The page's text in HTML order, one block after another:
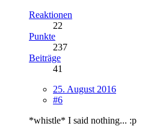
Reaktionen
22
Punkte
237
Beiträge
41
25. August 2016
#6
*whistle* I said nothing... :p